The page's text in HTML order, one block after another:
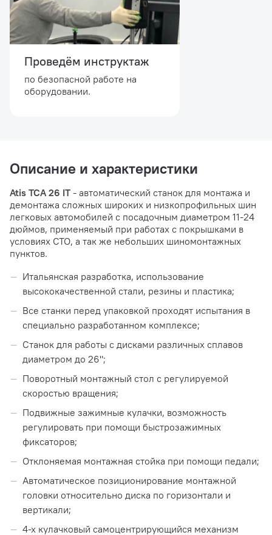
Проведём инструктаж
по безопасной работе на
оборудовании.
Описание и характеристики
Atis TCA 26 IT - автоматический станок для монтажа и
демонтажа сложных широких и низкопрофильных шин
легковых автомобилей с посадочным диаметром 11-24
дюймов, применяемый при работах с покрышками в
условиях СТО, а так же небольших шиномонтажных
пунктов.
Итальянская разработка, использование
высококачественной стали, резины и пластика;
Все станки перед упаковкой проходят испытания в
специально разработанном комплексе;
Станок для работы с дисками различных сплавов
диаметром до 26";
Поворотный монтажный стол с регулируемой
скоростью вращения;
Подвижные зажимные кулачки, возможность
регулировать при помощи быстрозажимных
фиксаторов;
Отклоняемая монтажная стойка при помощи педали;
Автоматическое позиционирование монтажной
головки относительно диска по горизонтали и
вертикали;
4-х кулачковый самоцентрирующийся механизм